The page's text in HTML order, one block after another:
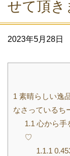
せて頂
2023年5月28日
1 素晴らしい逸
なさっているち
1.1 心から手
♡
1.1.1